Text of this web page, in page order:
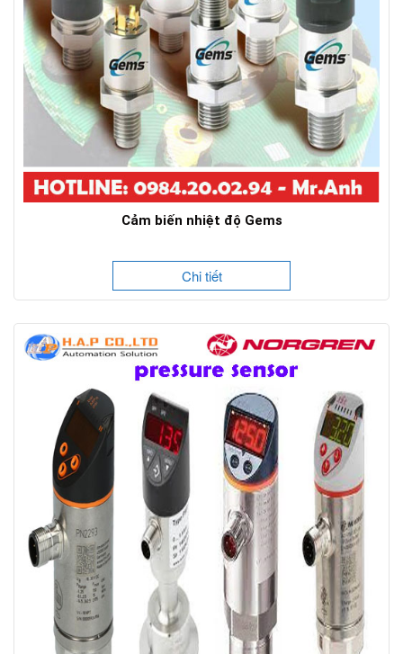
Cảm biến nhiệt độ Gems
Chi tiết